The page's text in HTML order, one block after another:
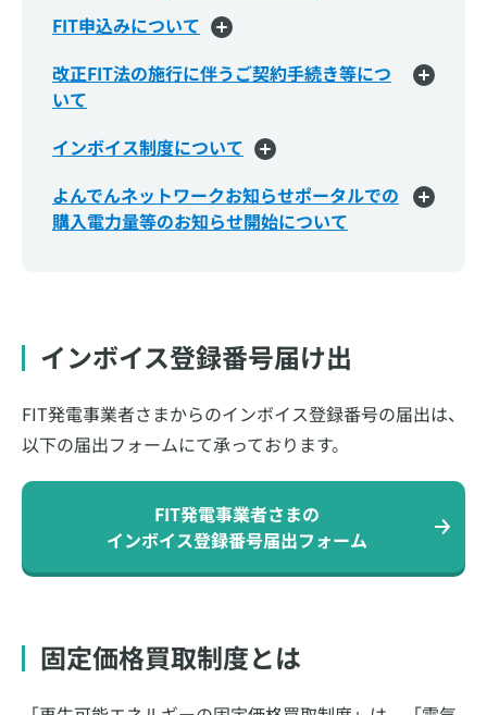
FIT申込みについて
改正FIT法の施行に伴うご契約手続き等につ
いて
インボイス制度について
よんでんネットワークお知らせポータルでの
購入電力量等のお知らせ開始について
インボイス登録番号届け出
FIT発電事業者さまからのインボイス登録番号の届出は、
以下の届出フォームにて承っております。
FIT発電事業者さまの
インボイス登録番号届出フォーム
固定価格買取制度とは